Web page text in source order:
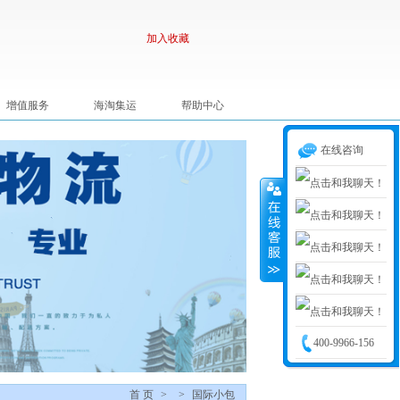
加入收藏
增值服务 海淘集运 帮助中心
首 页 > > 国际小包
在线咨询
业务：梁嘉亮
业务：贺芬
业务：龚梦真
业务：张浩良
业务：谢丽
400-9966-156